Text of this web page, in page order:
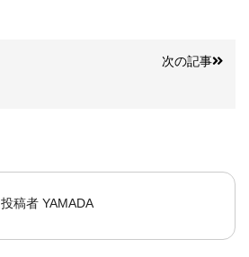
次の記事
投稿者 YAMADA